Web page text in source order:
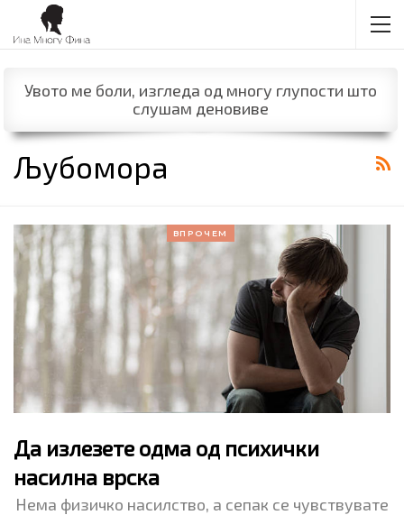
Увото ме боли, изгледа од многу глупости што
слушам деновиве
Љубомора
ВПРОЧЕМ
Да излезете одма од психички
насилна врска
Нема физичко насилство, а сепак се чувствувате